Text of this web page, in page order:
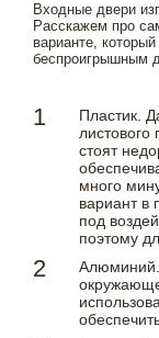
Входные двери
Расскажем про
варианте,
беспроигрышным
Пластик.
стоят
много
вариант в
под
поэтому
Алюминий.